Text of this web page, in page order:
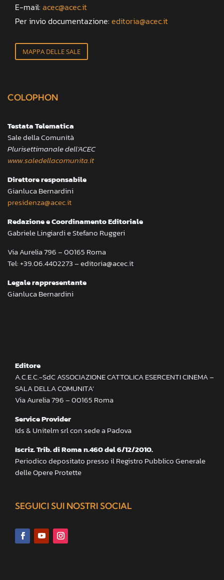
E-mail: acec@acec.it
Per invio documentazione: editoria@acec.it
MAPPA DELLE SALE
COLOPHON
Testata Telematica
Sale della Comunità
Plurisettimanale dell’ACEC
www.saledellacomunita.it
Direttore responsabile
Gianluca Bernardini
presidenza@acec.it
Redazione e Coordinamento Editoriale
Gabriele Lingiardi e Stefano Ruggeri
Via Aurelia 796 – 00165 Roma
Tel: +39.06.4402273 – editoria@acec.it
Legale rappresentante
Gianluca Bernardini
Editore
A.C.E.C.-SdC ASSOCIAZIONE CATTOLICA ESERCENTI CINEMA –
SALA DELLA COMUNITA’
Via Aurelia 796 – 00165 Roma
Service Provider
Ids & Unitelm srl con sede a Padova
Iscriz. Trib. di Roma n.460 del 6/12/2010.
Periodico depositato presso il Registro Pubblico Generale
delle Opere Protette
SEGUICI SUI NOSTRI SOCIAL